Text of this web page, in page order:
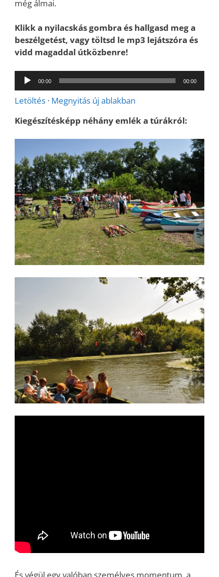
még álmai.
Klikk a nyilacskás gombra és hallgasd meg a
beszélgetést, vagy töltsd le mp3 lejátszóra és
vidd magaddal útközbenre!
Audió
lejátszó
00:00 00:00
Letöltés · Megnyitás új ablakban
Kiegészítésképp néhány emlék a túrákról:
És végül egy valóban személyes momentum, a